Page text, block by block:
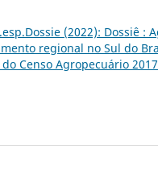
(2022): Dossiê :
regional no Sul do
Censo Agropecuário 2017